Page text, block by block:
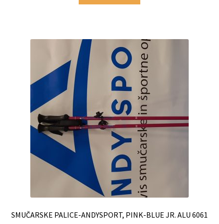
SMUČARSKE PALICE-ANDYSPORT, PINK-BLUE JR. ALU 6061